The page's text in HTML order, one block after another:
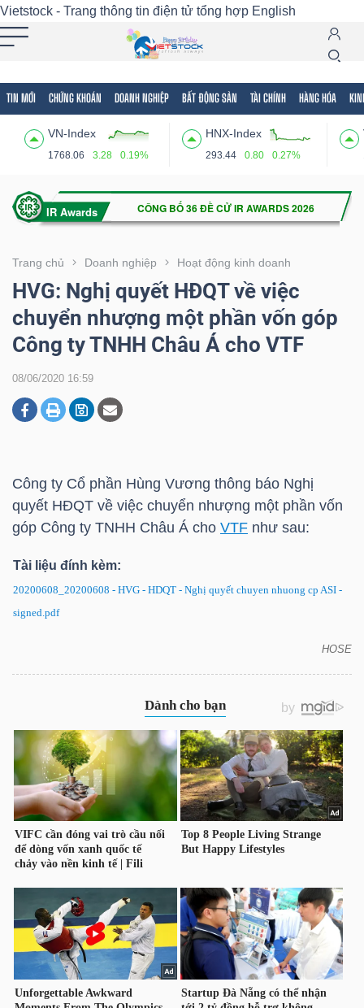
Vietstock - Trang thông tin điện tử tổng hợp English
TIN MỚI CHỨNG KHOÁN DOANH NGHIỆP BẤT ĐỘNG SẢN TÀI CHÍNH HÀNG HÓA
VN-Index
1768.06 3.28 0.19%
HNX-Index
293.44 0.80 0.27%
Trang chủ Doanh nghiệp Hoạt động kinh doanh
HVG: Nghị quyết HĐQT về việc
chuyển nhượng một phần vốn góp
Công ty TNHH Châu Á cho VTF
08/06/2020 16:59
Công ty Cổ phần Hùng Vương thông báo Nghị
quyết HĐQT về việc chuyển nhượng một phần vốn
góp Công ty TNHH Châu Á cho VTF như sau:
Tài liệu đính kèm:
20200608_20200608 - HVG - HDQT - Nghị quyết chuyen nhuong cp ASI -
signed.pdf
HOSE
Tất cả Tính năng Ngành Mã chứng khoán
Tính
(-)
VIETSTOCK
CHỨNG
KHOÁN
DOANH
SẢN
HÀNG
HÓA
KINH
THẾ
GIỚI